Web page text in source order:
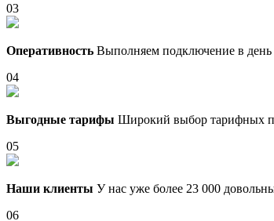
03
Оперативность Выполняем подключение в
04
Выгодные тарифы Широкий выбор тарифных
05
Наши клиенты У нас уже более 23 000
06